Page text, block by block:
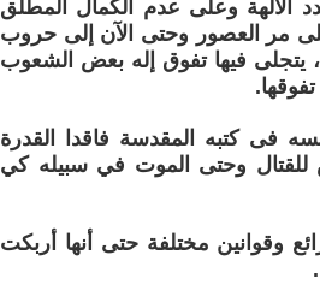
الآلهة وعلى عدم الكمال المطلق
مر العصور وحتى الآن إلى حروب
يتجلى فيها تفوق إله بعض الشعوب
فى كتبه المقدسة فاقدا القدرة
للقتال وحتى الموت في سبيله كي
وقوانين مختلفة حتى أنها أربكت